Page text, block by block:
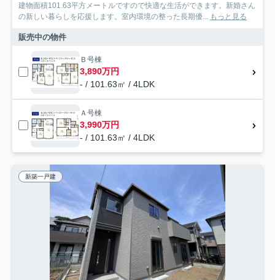
建物面積101.63平方メートルですので快適な生活ができます。新婚さん
の新しい暮らしを応援します。室内環境の整った長期優...
もっと見る
販売中の物件
Ｂ号棟
3,890万円
- / 101.63㎡ / 4LDK
Ａ号棟
3,990万円
- / 101.63㎡ / 4LDK
新築一戸建